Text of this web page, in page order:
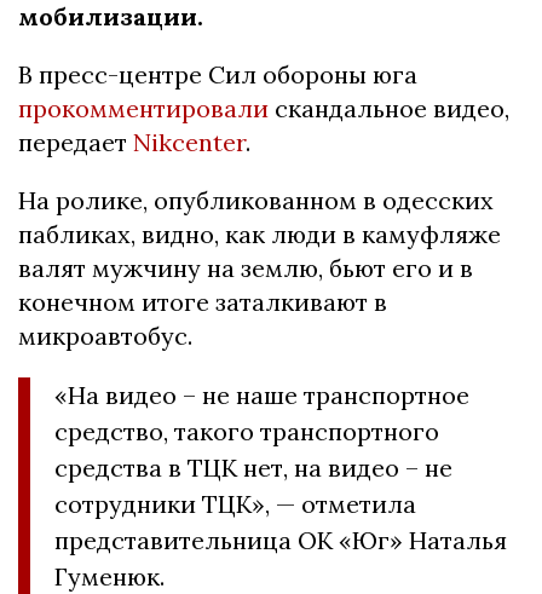
мобилизации.
В пресс-центре Сил обороны юга
прокомментировали скандальное видео,
передает Nikcenter.
На ролике, опубликованном в одесских
пабликах, видно, как люди в камуфляже
валят мужчину на землю, бьют его и в
конечном итоге заталкивают в
микроавтобус.
«На видео – не наше транспортное
средство, такого транспортного
средства в ТЦК нет, на видео – не
сотрудники ТЦК», — отметила
представительница ОК «Юг» Наталья
Гуменюк.